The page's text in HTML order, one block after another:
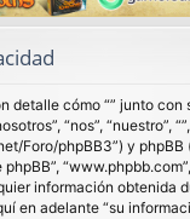
detalle cómo “” junto con
“nos”, “nuestro”, “”,
Foro/phpBB3”) y phpBB
phpBB”,
información obtenida
en adelante “su